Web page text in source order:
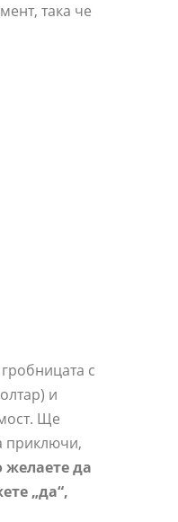
така че
с
и
Ще
приключи,
желаете да
„да“,